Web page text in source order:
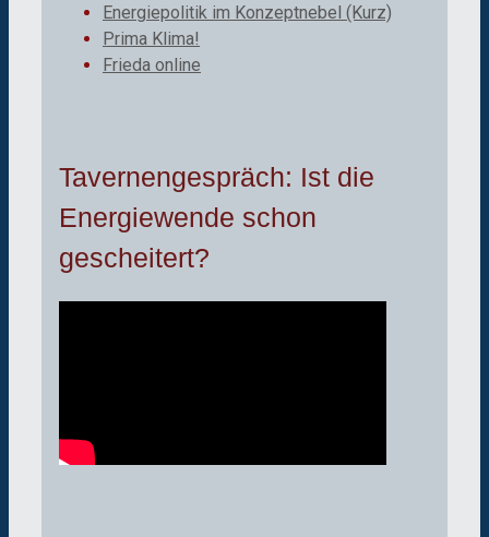
Energiepolitik im Konzeptnebel (Kurz)
Prima Klima!
Frieda online
Tavernengespräch: Ist die
Energiewende schon
gescheitert?